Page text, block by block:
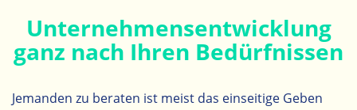
Unternehmensentwicklung
ganz nach Ihren Bedürfnissen
Jemanden zu beraten ist meist das einseitige Geben